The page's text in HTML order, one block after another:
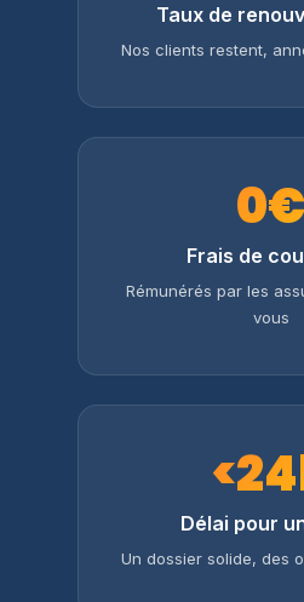
Taux de
Nos clients restent,
0€
Frais de
Rémunérés par les
vous
Délai pour
Un dossier solide, des